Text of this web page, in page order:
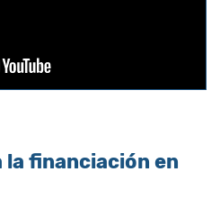
la financiación en